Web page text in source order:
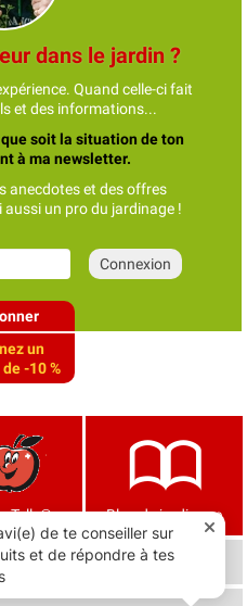
dans le jardin ?
Quand celle-ci fait
et des informations...
soit la situation de ton
à ma newsletter.
anecdotes et des offres
un pro du jardinage !
un
-10 %
Tells® Blog de jardinage